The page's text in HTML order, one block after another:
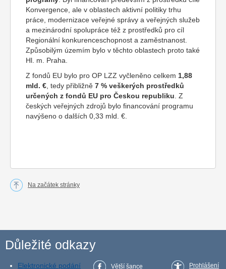
Konvergence, ale v oblastech aktivní politiky trhu
práce, modernizace veřejné správy a veřejných služeb
a mezinárodní spolupráce též z prostředků pro cíl
Regionální konkurenceschopnost a zaměstnanost.
Způsobilým územím bylo v těchto oblastech proto také
Hl. m. Praha.
Z fondů EU bylo pro OP LZZ vyčleněno celkem 1,88
mld. € , tedy přibližně 7 % veškerých prostředků
určených z fondů EU pro Českou republiku . Z
českých veřejných zdrojů bylo financování programu
navýšeno o dalších 0,33 mld. €.
Na začátek stránky
Důležité odkazy
Elektronické podání Větší šance Prohlášení